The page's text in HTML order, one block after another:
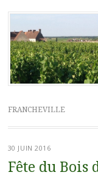
Aller au contenu
FRANCHEVILLE
30 JUIN 2016
Fête du Bois